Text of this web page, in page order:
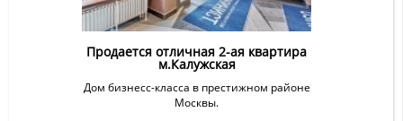
Продается отличная 2-ая квартира
м.Калужская
Дом бизнесс-класса в престижном районе
Москвы.